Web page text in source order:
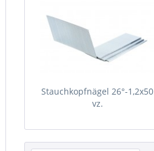
Stauchkopfnägel 26°-1,2x50
vz.